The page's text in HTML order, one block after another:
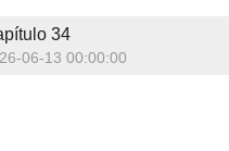
34
06-13 00:00:00